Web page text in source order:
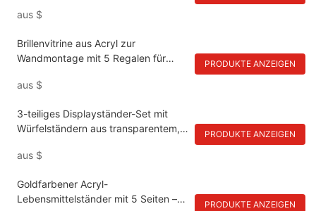
aus $
Brillenvitrine aus Acryl zur
Wandmontage mit 5 Regalen für
aus $
PRODUKTE ANZEIGEN
3-teiliges Displayständer-Set mit
Würfelständern aus transparentem,
aus $
PRODUKTE ANZEIGEN
Goldfarbener Acryl-
Lebensmittelständer mit 5 Seiten –
PRODUKTE ANZEIGEN